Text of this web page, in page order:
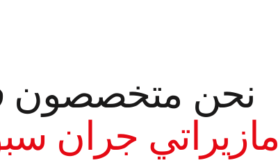
نحن متخصصون
مازيراتي جران